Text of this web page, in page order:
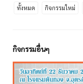
ทั้งหมด กิจกรรมใหม่
กิจกรรมอื่นๆ